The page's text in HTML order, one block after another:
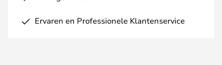
Ervaren en Professionele Klantenservice